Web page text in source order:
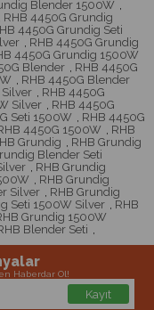
Blender 1500W ,
RHB 4450G Grundig
4450G Grundig Seti
, RHB 4450G Grundig
4450G Grundig 1500W
Blender , RHB 4450G
, RHB 4450G Blender
Silver , RHB 4450G
Silver , RHB 4450G
Seti 1500W , RHB 4450G
4450G 1500W , RHB
Grundig , RHB Grundig
Blender Seti
, RHB Grundig
, RHB Grundig
Silver , RHB Grundig
Seti 1500W Silver , RHB
Grundig 1500W
Blender Seti ,
Haberdar Ol!
Kayıt